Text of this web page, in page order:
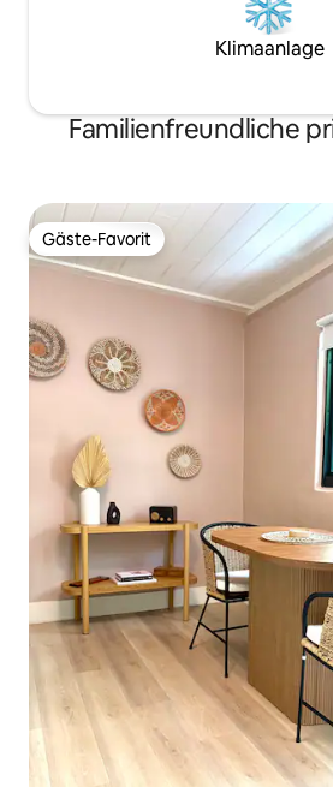
Klimaanlage
Familienfreundliche
Gäste-Favorit
Gäste-Favorit